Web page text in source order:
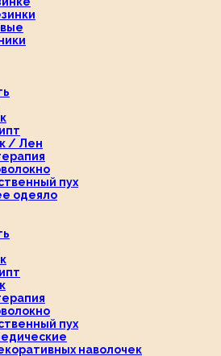
/ Лен
пух
одеяло
пух
наволочек